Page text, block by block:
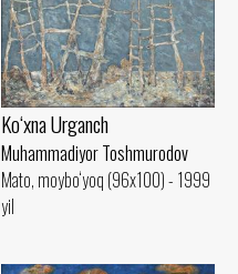
Ko‘xna Urganch
Muhammadiyor Toshmurodov
Mato, moybo‘yoq (96x100) - 1999
yil